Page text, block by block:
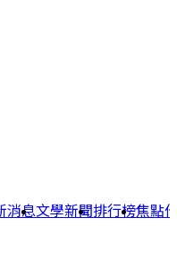
消息文學新聞排行榜焦點